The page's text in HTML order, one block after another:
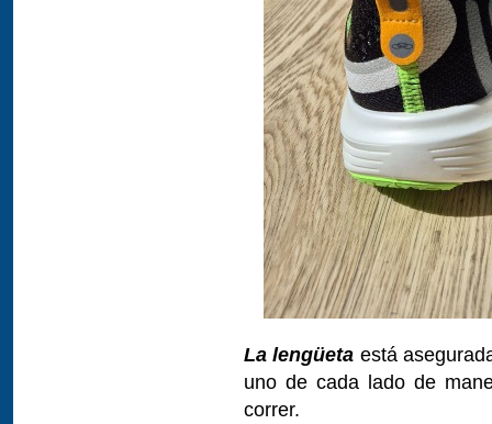
La lengüeta está
uno de cada lado de
correr.